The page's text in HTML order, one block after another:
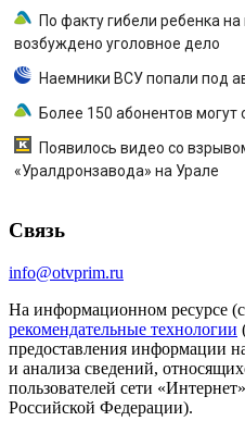
По факту гибели ребенка
возбуждено уголовное дело
Наемники ВСУ попали под
Более 150 абонентов могут
Появилось видео со
«Уралдронзавода» на Урале
Связь
info@otvprim.ru
На информационном ресурсе
рекомендательные технологии
предоставления информации
и анализа сведений,
пользователей сети
Российской Федерации).